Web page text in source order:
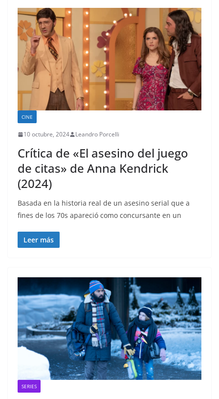
CINE
10 octubre, 2024 Leandro Porcelli
Crítica de «El asesino del juego
de citas» de Anna Kendrick
(2024)
Basada en la historia real de un asesino serial que a
fines de los 70s apareció como concursante en un
Leer más
SERIES